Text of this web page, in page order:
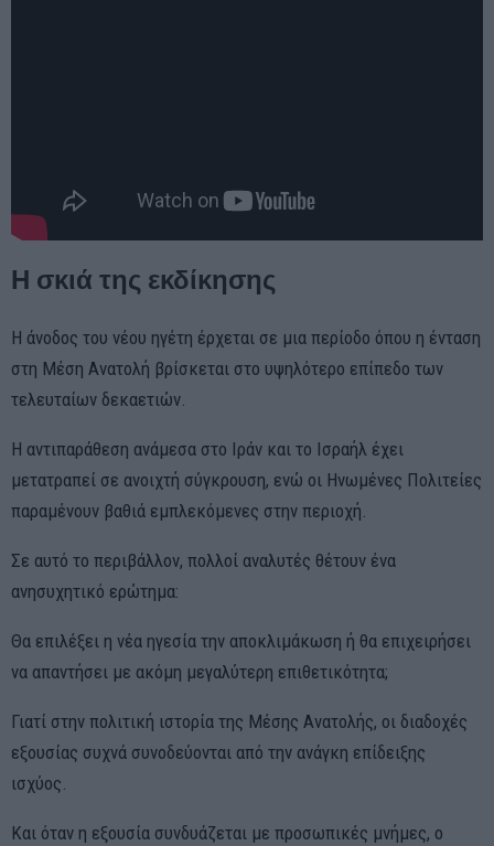
Η σκιά της εκδίκησης
Η άνοδος του νέου ηγέτη έρχεται σε μια περίοδο όπου η ένταση
στη Μέση Ανατολή βρίσκεται στο υψηλότερο επίπεδο των
τελευταίων δεκαετιών.
Η αντιπαράθεση ανάμεσα στο Ιράν και το Ισραήλ έχει
μετατραπεί σε ανοιχτή σύγκρουση, ενώ οι Ηνωμένες Πολιτείες
παραμένουν βαθιά εμπλεκόμενες στην περιοχή.
Σε αυτό το περιβάλλον, πολλοί αναλυτές θέτουν ένα
ανησυχητικό ερώτημα:
Θα επιλέξει η νέα ηγεσία την αποκλιμάκωση ή θα επιχειρήσει
να απαντήσει με ακόμη μεγαλύτερη επιθετικότητα;
Γιατί στην πολιτική ιστορία της Μέσης Ανατολής, οι διαδοχές
εξουσίας συχνά συνοδεύονται από την ανάγκη επίδειξης
ισχύος.
Και όταν η εξουσία συνδυάζεται με προσωπικές μνήμες, ο